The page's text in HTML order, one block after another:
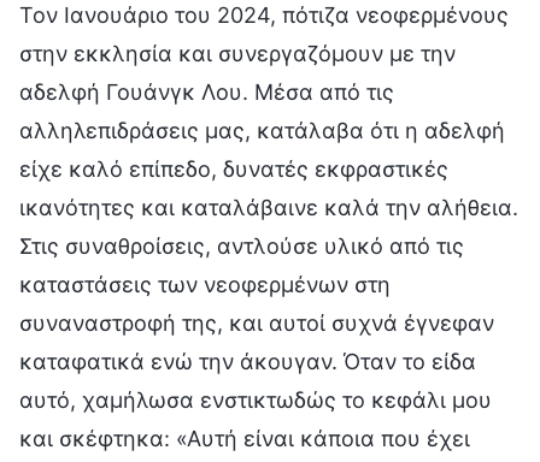
Τον Ιανουάριο του 2024, πότιζα νεοφερμένους
στην εκκλησία και συνεργαζόμουν με την
αδελφή Γουάνγκ Λου. Μέσα από τις
αλληλεπιδράσεις μας, κατάλαβα ότι η αδελφή
είχε καλό επίπεδο, δυνατές εκφραστικές
ικανότητες και καταλάβαινε καλά την αλήθεια.
Στις συναθροίσεις, αντλούσε υλικό από τις
καταστάσεις των νεοφερμένων στη
συναναστροφή της, και αυτοί συχνά έγνεφαν
καταφατικά ενώ την άκουγαν. Όταν το είδα
αυτό, χαμήλωσα ενστικτωδώς το κεφάλι μου
και σκέφτηκα: «Αυτή είναι κάποια που έχει